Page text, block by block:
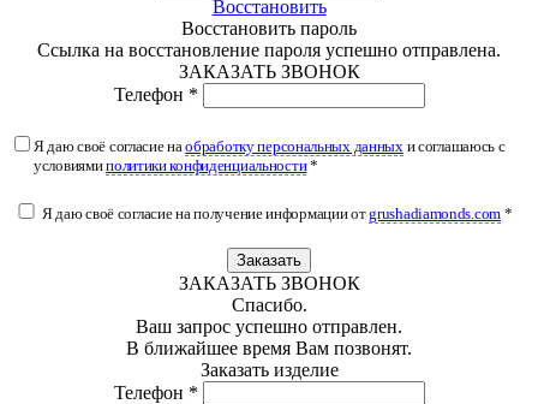
Восстановить
Восстановить пароль
Ссылка на восстановление пароля успешно отправлена.
ЗАКАЗАТЬ ЗВОНОК
Телефон *
Я даю своё согласие наобработку персональных данных и соглашаюсь с
условиямиполитики конфиденциальности*
Я даю своё согласие на получение информации отgrushadiamonds.com *
Заказать
ЗАКАЗАТЬ ЗВОНОК
Спасибо.
Ваш запрос успешно отправлен.
В ближайшее время Вам позвонят.
Заказать изделие
Телефон *